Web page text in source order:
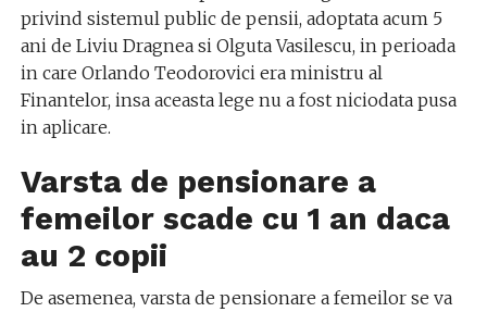
privind sistemul public de pensii, adoptata acum 5
ani de Liviu Dragnea si Olguta Vasilescu, in perioada
in care Orlando Teodorovici era ministru al
Finantelor, insa aceasta lege nu a fost niciodata pusa
in aplicare.
Varsta de pensionare a
femeilor scade cu 1 an daca
au 2 copii
De asemenea, varsta de pensionare a femeilor se va